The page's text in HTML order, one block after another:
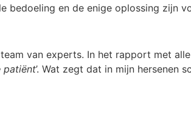
bedoeling en de enige oplossing zijn
van experts. In het rapport met
patiënt’. Wat zegt dat in mijn hersenen